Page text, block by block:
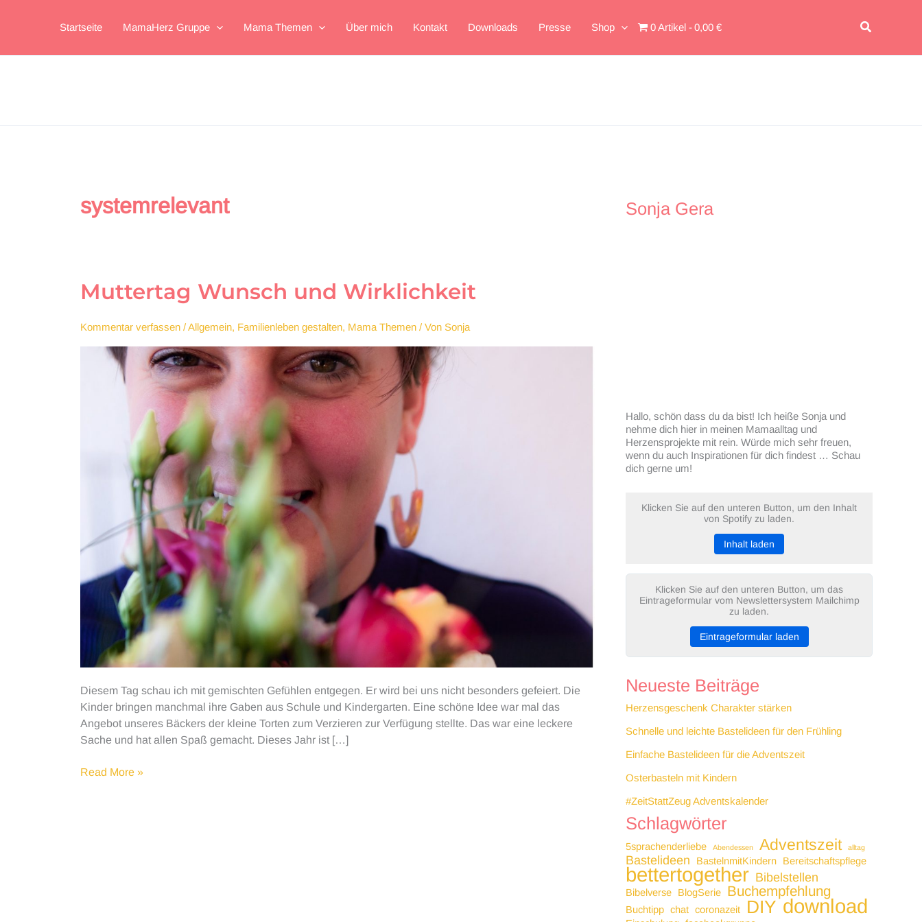
Startseite MamaHerz Gruppe Mama Themen Über mich Kontakt Downloads Presse Shop 0 Artikel 0,00 € Suchen
systemrelevant
Muttertag Wunsch und Wirklichkeit
Kommentar verfassen /Allgemein, Familienleben gestalten, Mama Themen / Von Sonja
Diesem Tag schau ich mit gemischten Gefühlen entgegen. Er wird bei uns nicht besonders gefeiert. Die
Kinder bringen manchmal ihre Gaben aus Schule und Kindergarten. Eine schöne Idee war mal das
Angebot unseres Bäckers der kleine Torten zum Verzieren zur Verfügung stellte. Das war eine leckere
Sache und hat allen Spaß gemacht. Dieses Jahr ist […]
Muttertag
Read More »
Sonja Gera
Hallo, schön dass du da bist! Ich heiße Sonja und
nehme dich hier in meinen Mamaalltag und
Herzensprojekte mit rein. Würde mich sehr freuen,
wenn du auch Inspirationen für dich findest … Schau
dich gerne um!
Klicken Sie auf den unteren Button, um den Inhalt
von Spotify zu laden.
Inhalt laden
Klicken Sie auf den unteren Button, um das
Eintrageformular vom Newslettersystem Mailchimp
zu laden.
Eintrageformular laden
Neueste Beiträge
Herzensgeschenk Charakter stärken
Schnelle und leichte Bastelideen für den Frühling
Einfache Bastelideen für die Adventszeit
Osterbasteln mit Kindern
#ZeitStattZeug Adventskalender
Schlagwörter
5sprachenderliebe Abendessen Adventszeit alltag
Bastelideen BastelnmitKindern Bereitschaftspflege
bettertogether Bibelstellen
Bibelverse BlogSerie Buchempfehlung
Buchtipp chat coronazeit DIY download